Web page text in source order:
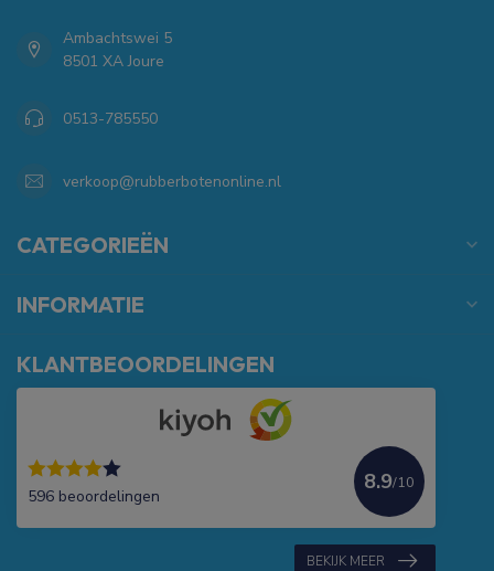
Ambachtswei 5
8501 XA Joure
0513-785550
verkoop@rubberbotenonline.nl
CATEGORIEËN
INFORMATIE
KLANTBEOORDELINGEN
596 beoordelingen
8.9/10
BEKIJK MEER